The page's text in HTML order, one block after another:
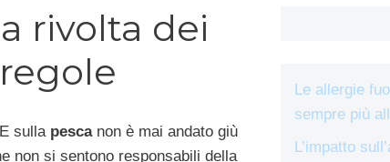
rivolta dei
sulla pescanon è mai andato giù
non si sentono responsabili della
Le allergie
sempre più
L’impatto